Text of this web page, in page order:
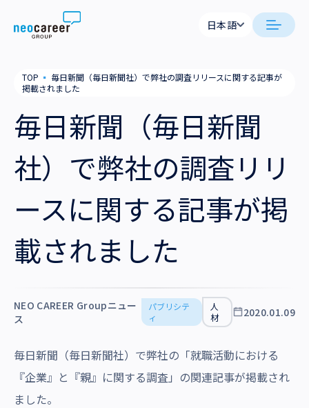
Skip to content
neocareer について
私たちの考え方
就労支援
業務支援
会社概要
役員一覧
拠点一覧
沿革・受賞歴
採用情報
日本語
TOP ▪ 毎日新聞（毎日新聞社）で弊社の調査リリースに関する記事が
掲載されました
毎日新聞（毎日新聞
社）で弊社の調査リリ
ースに関する記事が掲
載されました
NEO CAREER Groupニュー
ス
パブリシテ
ィ
人
材
2020.01.09
毎日新聞（毎日新聞社）で弊社の「就職活動における
『企業』と『親』に関する調査」の関連記事が掲載され
ました。